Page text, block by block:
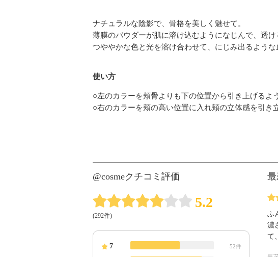
ナチュラルな陰影で、骨格を美しく魅せて。
薄膜のパウダーが肌に溶け込むようになじんで、透け
つややかな色と光を溶け合わせて、にじみ出るよう
使い方
○左のカラーを頬骨よりも下の位置から引き上げるよ
○右のカラーを頬の高い位置に入れ頬の立体感を引き
@cosmeクチコミ評価
5.2
(292件)
7 52件
最
ふ
濃
て